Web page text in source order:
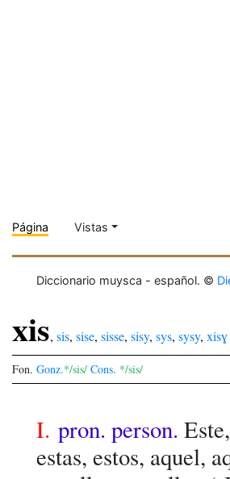
Página Vistas
Diccionario muysca - español. ©
xis, sis, sise, sisse, sisy, sys, sysy, xisɣ
Fon. Gonz.*/sis/ Cons. */sis/
I. pron. person.
estas, estos, aquel,